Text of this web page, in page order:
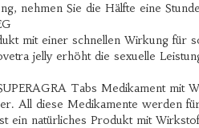
nehmen Sie die Hälfte eine
mit einer schnellen Wirkung für
jelly erhöht die sexuelle
Tabs Medikament mit
All diese Medikamente werden
natürliches Produkt mit